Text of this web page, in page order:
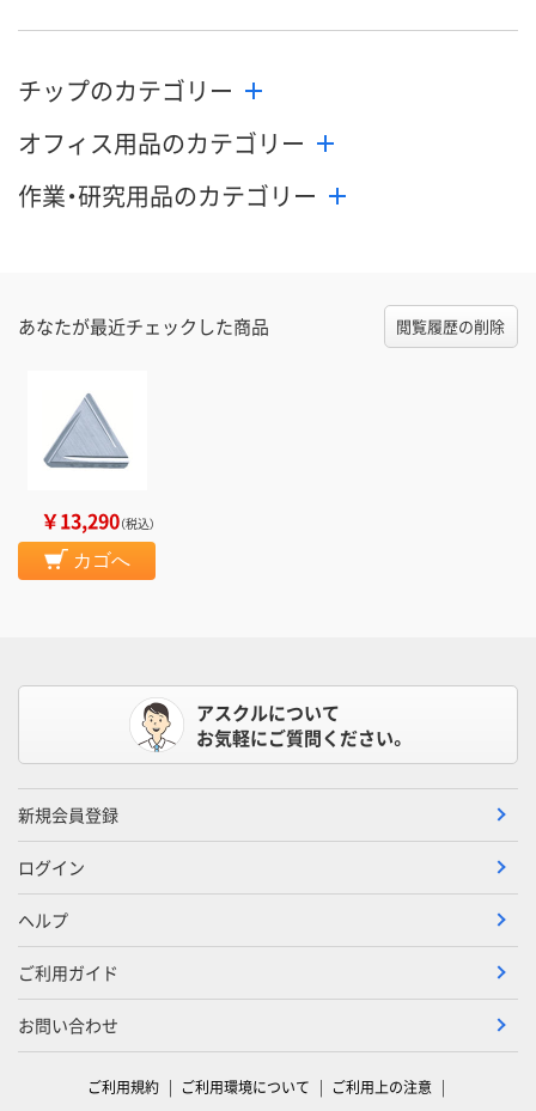
チップのカテゴリー
オフィス用品のカテゴリー
作業・研究用品のカテゴリー
あなたが最近チェックした商品 閲覧履歴の削除
￥13,290（税込）
カゴへ
アスクルについて
お気軽にご質問ください。
新規会員登録
ログイン
ヘルプ
ご利用ガイド
お問い合わせ
ご利用規約 ご利用環境について
ご利用上の注意